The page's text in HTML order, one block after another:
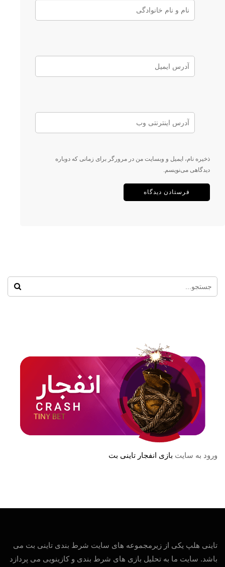
ذخیره نام، ایمیل و وبسایت من در مرورگر برای زمانی که دوباره
دیدگاهی می‌نویسم.
ورود به سایت بازی انفجار تاینی بت
تاینی هلپ یکی از زیرمجموعه های سایت شرط بندی تاینی بت می
باشد. سایت ما به تحلیل بازی های شرط بندی و کازینویی می پردازد